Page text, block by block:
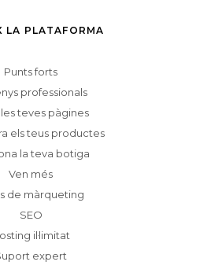
LA PLATAFORMA
Punts forts
professionals
teves pàgines
els teus productes
la teva botiga
Ven més
de màrqueting
SEO
il·limitat
expert